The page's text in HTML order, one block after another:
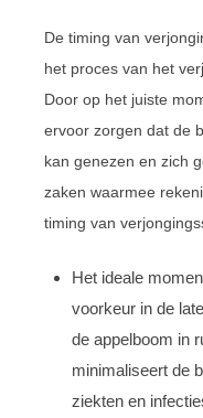
De timing van
het proces van het
Door op het juiste
ervoor zorgen dat de
kan genezen en zich
zaken waarmee
timing van
Het ideale
voorkeur in de
de appelboom in
minimaliseert de
ziekten en